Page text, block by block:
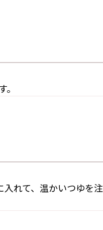
れて、温かいつゆを注